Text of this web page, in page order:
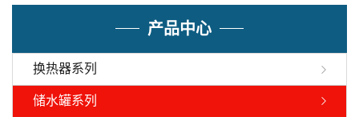
产品中心
换热器系列
储水罐系列